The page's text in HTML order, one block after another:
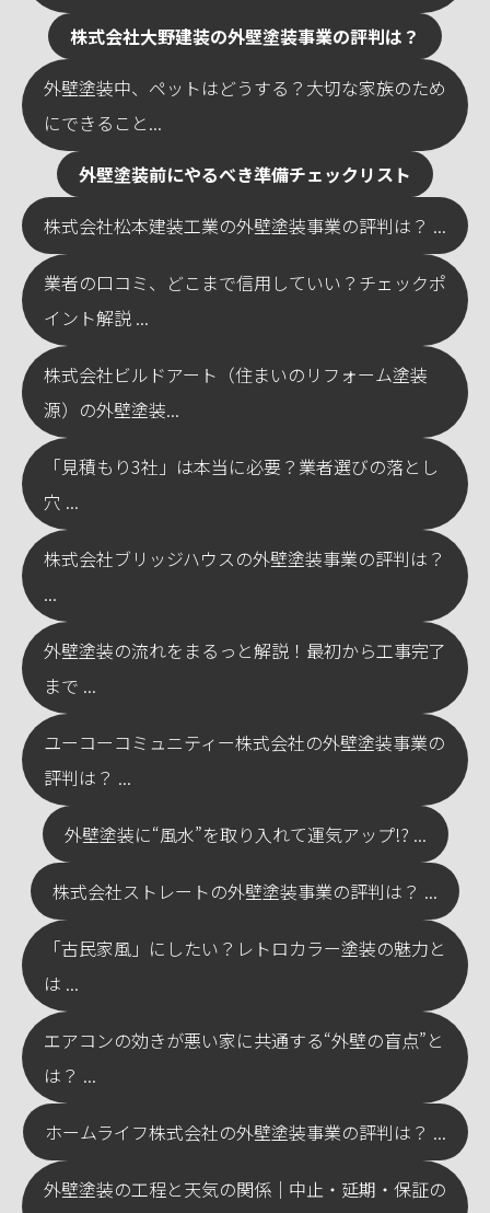
株式会社大野建装の外壁塗装事業の評判は？
外壁塗装中、ペットはどうする？大切な家族のため
にできること...
外壁塗装前にやるべき準備チェックリスト
株式会社松本建装工業の外壁塗装事業の評判は？ ...
業者の口コミ、どこまで信用していい？チェックポ
イント解説 ...
株式会社ビルドアート（住まいのリフォーム塗装
源）の外壁塗装...
「見積もり3社」は本当に必要？業者選びの落とし
穴 ...
株式会社ブリッジハウスの外壁塗装事業の評判は？
...
外壁塗装の流れをまるっと解説！最初から工事完了
まで ...
ユーコーコミュニティー株式会社の外壁塗装事業の
評判は？ ...
外壁塗装に“風水”を取り入れて運気アップ!? ...
株式会社ストレートの外壁塗装事業の評判は？ ...
「古民家風」にしたい？レトロカラー塗装の魅力と
は ...
エアコンの効きが悪い家に共通する“外壁の盲点”と
は？ ...
ホームライフ株式会社の外壁塗装事業の評判は？ ...
外壁塗装の工程と天気の関係｜中止・延期・保証の